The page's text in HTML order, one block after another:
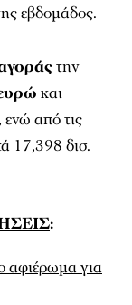
εβδομάδος.
την
και
από τις
17,398 δισ.
:
αφιέρωμα για